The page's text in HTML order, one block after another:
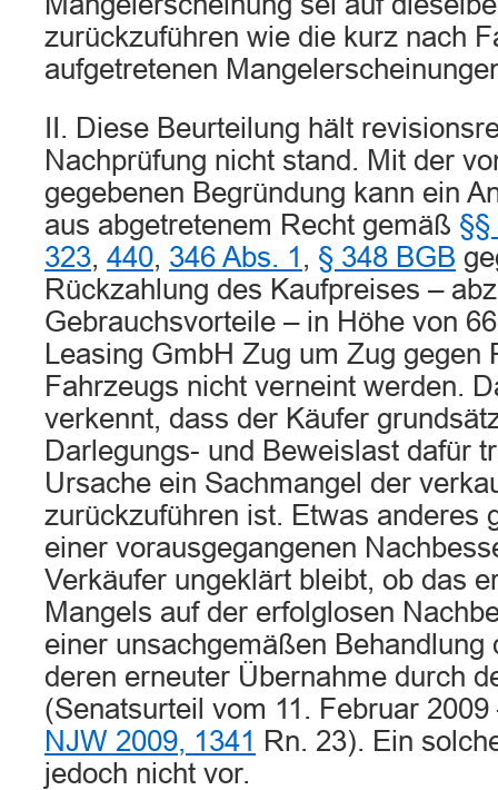
zurückzuführen wie die kurz nach
aufgetretenen
II. Diese Beurteilung hält
Nachprüfung nicht stand. Mit der
gegebenen Begründung kann ein
aus abgetretenem Recht gemäß §§
323, 440, 346 Abs. 1 , § 348 BGB
Rückzahlung des Kaufpreises –
Gebrauchsvorteile – in Höhe von
Leasing GmbH Zug um Zug gegen
Fahrzeugs nicht verneint werden.
verkennt, dass der Käufer
Darlegungs- und Beweislast dafür
Ursache ein Sachmangel der
zurückzuführen ist. Etwas anderes
einer vorausgegangenen
Verkäufer ungeklärt bleibt, ob das
Mangels auf der erfolglosen
einer unsachgemäßen Behandlung
deren erneuter Übernahme durch
(Senatsurteil vom 11. Februar
NJW 2009, 1341
Rn. 23). Ein
jedoch nicht vor.